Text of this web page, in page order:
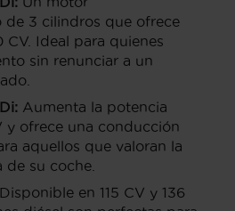
de 3 cilindros que ofrece
CV. Ideal para quienes
sin renunciar a un
Aumenta la potencia
y ofrece una conducción
aquellos que valoran la
de su coche.
Disponible en 115 CV y 136